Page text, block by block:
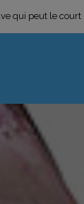
qui peut le